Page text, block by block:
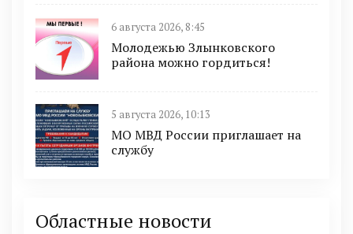
6 августа 2026, 8:45
Молодежью Злынковского
района можно гордиться!
5 августа 2026, 10:13
МО МВД России приглашает на
службу
Областные новости